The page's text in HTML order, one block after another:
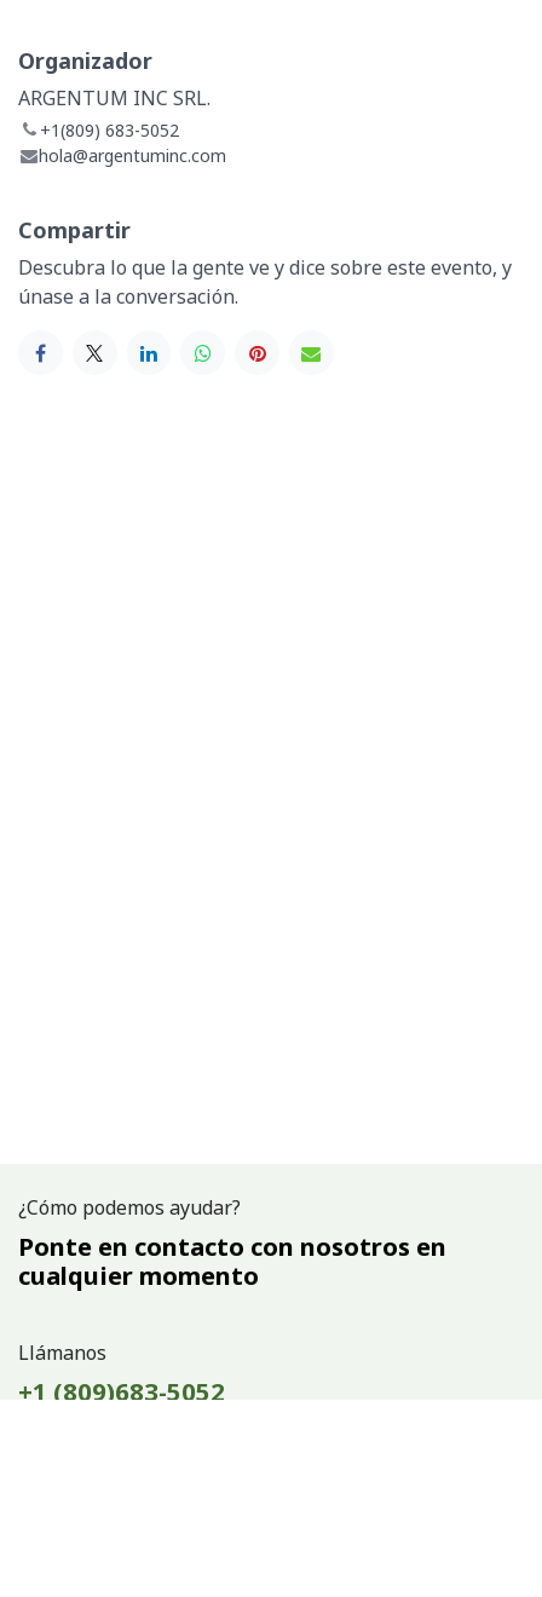
Organizador
ARGENTUM INC SRL.
+1(809) 683-5052
hola@argentuminc.com
Compartir
Descubra lo que la gente ve y dice sobre este evento, y
únase a la conversación.
¿Cómo podemos ayudar?
Ponte en contacto con nosotros en
cualquier momento
Llámanos
+1 (809)683-5052